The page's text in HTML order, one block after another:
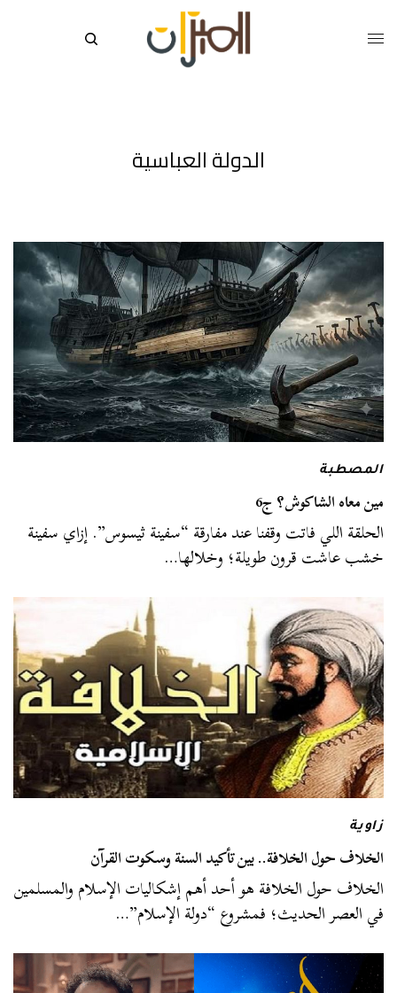
الدولة العباسية
المصطبة
مين معاه الشاكوش؟ ج6
الحلقة اللي فاتت وقفنا عند مفارقة “سفينة ثيسوس”. إزاي سفينة
خشب عاشت قرون طويلة؛ وخلالها…
زاوية
الخلاف حول الخلافة.. بين تأكيد السنة وسكوت القرآن
الخلاف حول الخلافة هو أحد أهم إشكاليات الإسلام والمسلمين
في العصر الحديث؛ فمشروع “دولة الإسلام”…